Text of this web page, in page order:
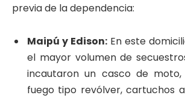
previa de la dependencia:
Maipú y Edison: En este
el mayor volumen de
incautaron un casco de
fuego tipo revólver, cartuchos